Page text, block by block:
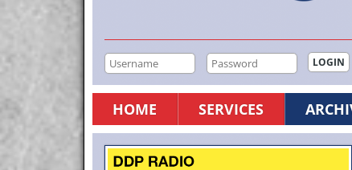
HOME SERVICES